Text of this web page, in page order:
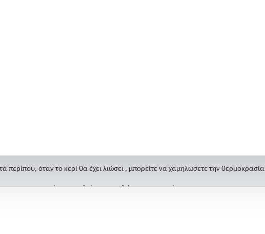
περίπου, όταν το κερί θα έχει λιώσει , μπορείτε να χαμηλώσετε την θερμοκρασία
ή και να κλείσετε εντελώς την συσκευή.